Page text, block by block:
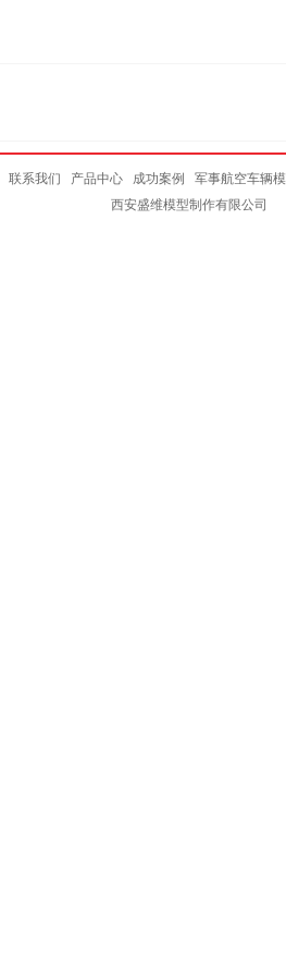
联系我们 产品中心 成功案例 军事航空车辆
西安盛维模型制作有限公司